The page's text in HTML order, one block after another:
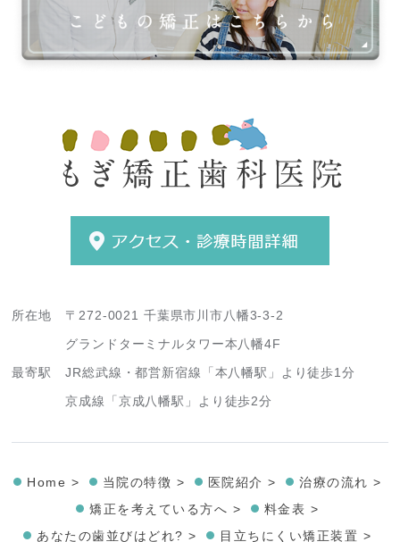
所在地
〒272-0021 千葉県市川市八幡3-3-2
グランドターミナルタワー本八幡4F
最寄駅
JR総武線・都営新宿線「本八幡駅」より徒歩1分
京成線「京成八幡駅」より徒歩2分
Home > 当院の特徴 > 医院紹介 >
治療の流れ >
矯正を考えている方へ >
料金表 >
あなたの歯並びはどれ? >
目立ちにくい矯正装置 >